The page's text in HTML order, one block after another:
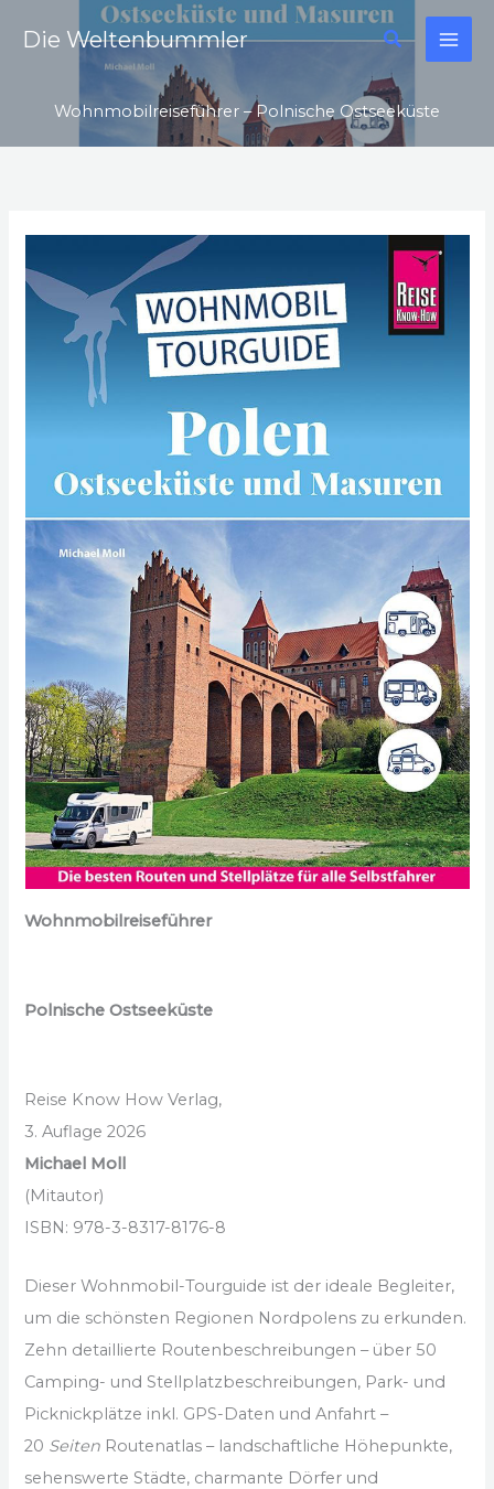
InhaltDie Weltenbummler Suchen
Wohnmobilreiseführer – Polnische Ostseeküste
Wohnmobilreiseführer
Polnische Ostseeküste
Reise Know How Verlag,
3. Auflage 2026
Michael Moll
(Mitautor)
ISBN: 978-3-8317-8176-8
Dieser Wohnmobil-Tourguide ist der ideale Begleiter,
um die schönsten Regionen Nordpolens zu erkunden.
Zehn detaillierte Routenbeschreibungen – über 50
Camping- und Stellplatzbeschreibungen, Park- und
Picknickplätze inkl. GPS-Daten und Anfahrt –
20 Seiten Routenatlas – landschaftliche Höhepunkte,
sehenswerte Städte, charmante Dörfer und